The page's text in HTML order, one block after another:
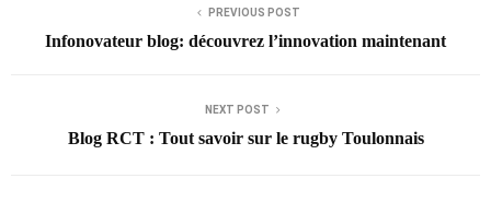
PREVIOUS POST
Infonovateur blog: découvrez l’innovation maintenant
NEXT POST
Blog RCT : Tout savoir sur le rugby Toulonnais